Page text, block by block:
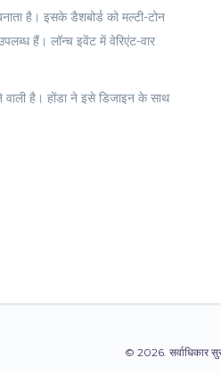
है। इसके डैशबोर्ड को मल्टी-टोन
हैं। लॉन्च इवेंट में वेरिएंट-वार
है। होंडा ने इसे डिजाइन के साथ
© 2026. सर्वाधिकार